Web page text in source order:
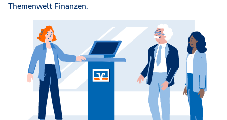
Themenwelt Finanzen.